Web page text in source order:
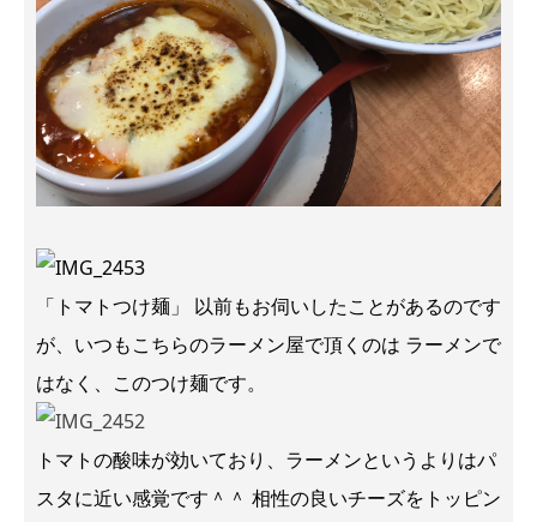
「トマトつけ麺」 以前もお伺いしたことがあるのです
が、いつもこちらのラーメン屋で頂くのは ラーメンで
はなく、このつけ麺です。
トマトの酸味が効いており、ラーメンというよりはパ
スタに近い感覚です＾＾ 相性の良いチーズをトッピン